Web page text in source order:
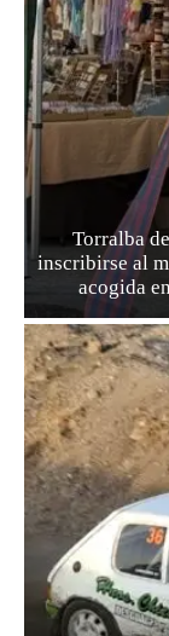
Torralba
inscribirse al
acogida